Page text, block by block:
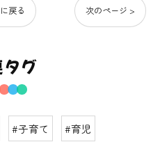
戻る 次のページ >
グ
#子育て #育児